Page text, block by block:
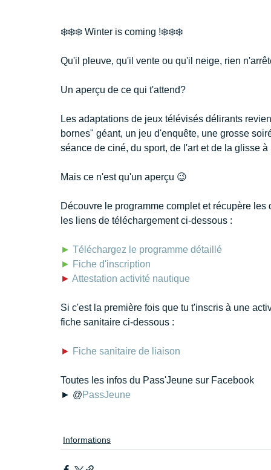
❄️❄️❄️ Winter is coming !❄️❄️❄️
Qu'il pleuve, qu'il vente ou qu'il neige, rien
Un aperçu de ce qui t'attend?
Les adaptations de jeux télévisés délirants
bornes" géant, un jeu d'enquête, une grosse
séance de ciné, du sport, de l'art et de la glisse
Mais ce n'est qu'un aperçu 😉
Découvre le programme complet et récupère
les liens de téléchargement ci-dessous :
► Téléchargez le programme détaillé
► Fiche d'inscription
► Attestation activité nautique
Si c'est la première fois que tu t'inscris à une
fiche sanitaire ci-dessous :
► Fiche sanitaire de liaison
Toutes les infos du Pass'Jeune sur Facebook
► @PassJeune
Informations